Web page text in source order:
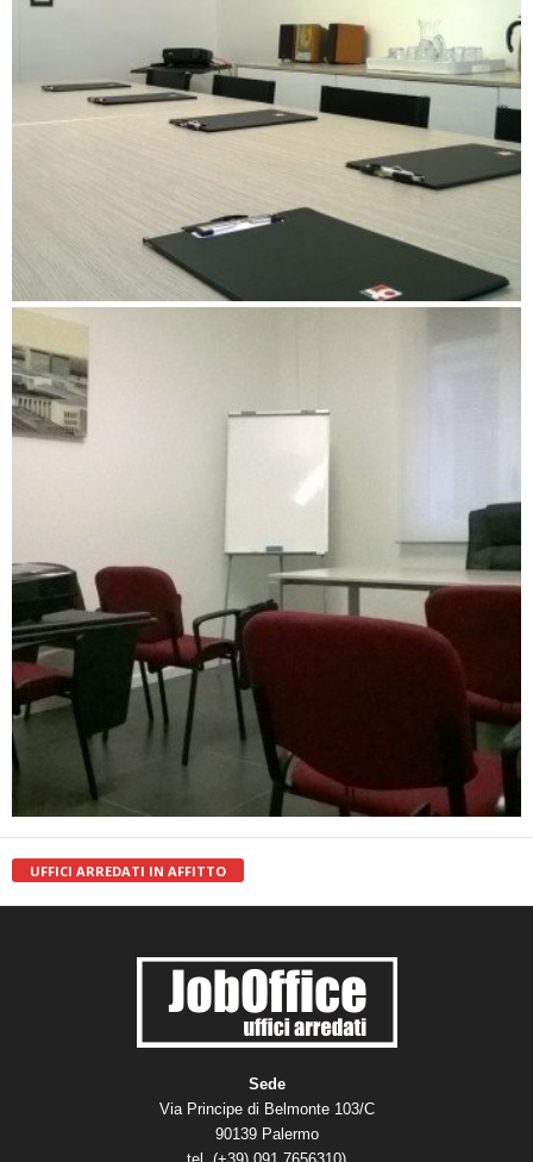
UFFICI ARREDATI IN AFFITTO
Sede
Via Principe di Belmonte 103/C
90139 Palermo